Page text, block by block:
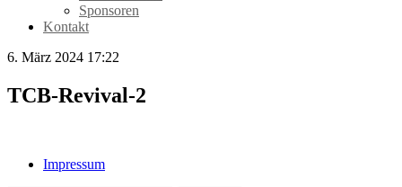
Sponsoren
Kontakt
6. März 2024 17:22
TCB-Revival-2
Impressum